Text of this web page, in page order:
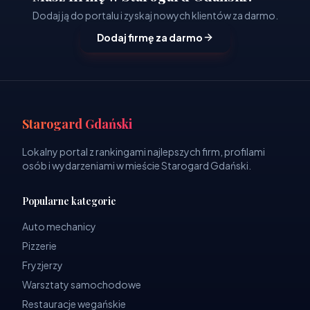
Dodaj ją do portalu i zyskaj nowych klientów za darmo.
Dodaj firmę za darmo
Starogard Gdański
Lokalny portal z rankingami najlepszych firm, profilami
osób i wydarzeniami w mieście Starogard Gdański.
Popularne kategorie
Auto mechanicy
Pizzerie
Fryzjerzy
Warsztaty samochodowe
Restauracje wegańskie